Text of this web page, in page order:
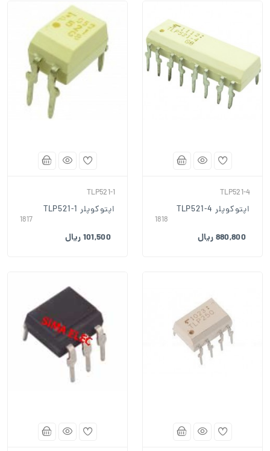
TLP521-4
اپتوکوپلر TLP521-4
1818
880,800 ریال
TLP521-1
اپتوکوپلر TLP521-1
1817
101,500 ریال